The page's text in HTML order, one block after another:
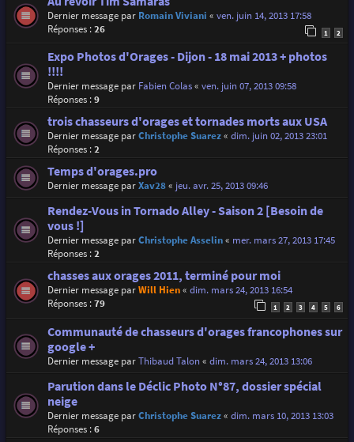
Dernier message par Romain Viviani « ven. juin 14, 2013 17:58
Réponses :26 1 2
Expo Photos d'Orages - Dijon - 18 mai 2013 + photos
!!!!
Dernier message par Fabien Colas« ven. juin 07, 2013 09:58
Réponses :9
trois chasseurs d'orages et tornades morts aux USA
Dernier message parChristophe Suarez« dim. juin 02, 2013 23:01
Réponses :2
Temps d'orages.pro
Dernier message parXav28« jeu. avr. 25, 2013 09:46
Rendez-Vous in Tornado Alley - Saison 2 [Besoin de
vous !]
Dernier message parChristophe Asselin« mer. mars 27, 2013 17:45
Réponses :2
chasses aux orages 2011, terminé pour moi
Dernier message parWill Hien« dim. mars 24, 2013 16:54
Réponses :79 1 2 3 4 5 6
Communauté de chasseurs d'orages francophones sur
google +
Dernier message parThibaud Talon« dim. mars 24, 2013 13:06
Parution dans le Déclic Photo N°87, dossier spécial
neige
Dernier message parChristophe Suarez« dim. mars 10, 2013 13:03
Réponses :6